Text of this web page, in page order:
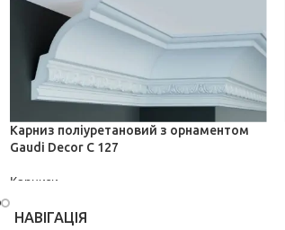
Карниз поліуретановий з орнаментом
Gaudi Decor C 127
Карнизи
НАВІГАЦІЯ